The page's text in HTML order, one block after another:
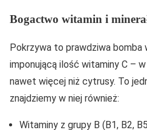
Bogactwo witamin i
Pokrzywa to prawdziwa bomba
imponującą ilość witaminy C –
nawet więcej niż cytrusy. To
znajdziemy w niej również:
Witaminy z grupy B (B1, B2,